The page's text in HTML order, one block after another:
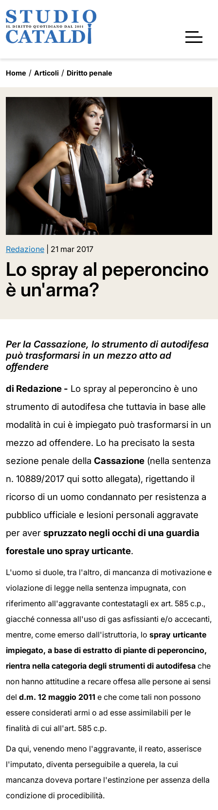
Home Articoli Diritto penale
Redazione 21 mar 2017
Lo spray al peperoncino
è un'arma?
Per la Cassazione, lo strumento di autodifesa
può trasformarsi in un mezzo atto ad
offendere
di Redazione - Lo spray al peperoncino è uno
strumento di autodifesa che tuttavia in base alle
modalità in cui è impiegato può trasformarsi in un
mezzo ad offendere. Lo ha precisato la sesta
sezione penale della Cassazione (nella sentenza
n. 10889/2017 qui sotto allegata), rigettando il
ricorso di un uomo condannato per resistenza a
pubblico ufficiale e lesioni personali aggravate
per aver spruzzato negli occhi di una guardia
forestale uno spray urticante.
L'uomo si duole, tra l'altro, di mancanza di motivazione e
violazione di legge nella sentenza impugnata, con
riferimento all'aggravante contestatagli ex art. 585 c.p.,
giacché connessa all'uso di gas asfissianti e/o accecanti,
mentre, come emerso dall'istruttoria, lo spray urticante
impiegato, a base di estratto di piante di peperoncino,
rientra nella categoria degli strumenti di autodifesa che
non hanno attitudine a recare offesa alle persone ai sensi
del d.m. 12 maggio 2011 e che come tali non possono
essere considerati armi o ad esse assimilabili per le
finalità di cui all'art. 585 c.p.
Da qui, venendo meno l'aggravante, il reato, asserisce
l'imputato, diventa perseguibile a querela, la cui
mancanza doveva portare l'estinzione per assenza della
condizione di procedibilità.